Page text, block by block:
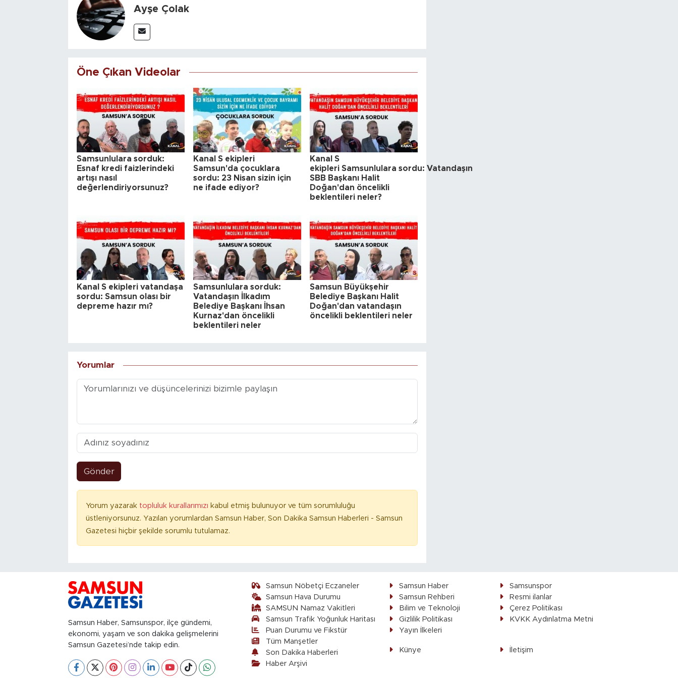
Ayşe Çolak
Öne Çıkan Videolar
Samsunlulara sorduk:
Esnaf kredi faizlerindeki
artışı nasıl
değerlendiriyorsunuz?
Kanal S ekipleri
Samsun'da çocuklara
sordu: 23 Nisan sizin için
ne ifade ediyor?
Kanal S
ekipleri Samsunlulara sordu: Vatandaşın
SBB Başkanı Halit
Doğan'dan öncelikli
beklentileri neler?
Kanal S ekipleri vatandaşa
sordu: Samsun olası bir
depreme hazır mı?
Samsunlulara sorduk:
Vatandaşın İlkadım
Belediye Başkanı İhsan
Kurnaz'dan öncelikli
beklentileri neler
Samsun Büyükşehir
Belediye Başkanı Halit
Doğan'dan vatandaşın
öncelikli beklentileri neler
Yorumlar
Gönder
Yorum yazarak topluluk kurallarımızı kabul etmiş bulunuyor ve tüm sorumluluğu
üstleniyorsunuz. Yazılan yorumlardan Samsun Haber, Son Dakika Samsun Haberleri - Samsun
Gazetesi hiçbir şekilde sorumlu tutulamaz.
Samsun Haber, Samsunspor, ilçe gündemi,
ekonomi, yaşam ve son dakika gelişmelerini
Samsun Gazetesi’nde takip edin.
Samsun Nöbetçi Eczaneler
Samsun Hava Durumu
SAMSUN Namaz Vakitleri
Samsun Trafik Yoğunluk Haritası
Puan Durumu ve Fikstür
Tüm Manşetler
Son Dakika Haberleri
Haber Arşivi
Samsun Haber
Samsunspor
Samsun Rehberi
Resmi ilanlar
Bilim ve Teknoloji
Çerez Politikası
Gizlilik Politikası
KVKK Aydınlatma Metni
Yayın İlkeleri
Künye İletişim